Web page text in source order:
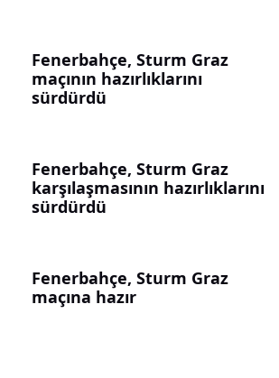
Fenerbahçe, Sturm Graz
maçının hazırlıklarını
sürdürdü
Fenerbahçe, Sturm Graz
karşılaşmasının hazırlıklarını
sürdürdü
Fenerbahçe, Sturm Graz
maçına hazır